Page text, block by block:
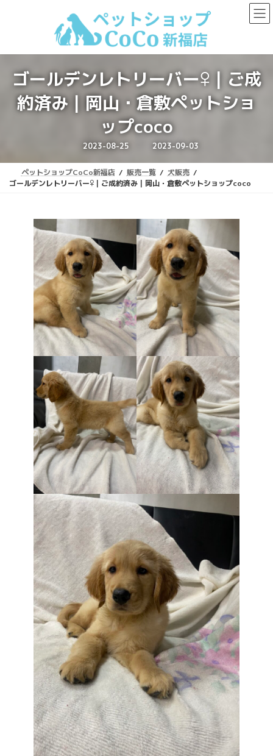
ツ
シ
ゴールデンレトリーバー♀｜ご成
約済み｜岡山・倉敷ペットショ
ップcoco
2023-08-25 最
終
新
日
時
:
2023-09-03
ペットショップCoCo新福店 販売一覧
犬販売
ゴールデンレトリーバー♀｜ご成約済み｜岡山・倉敷ペットショップcoco